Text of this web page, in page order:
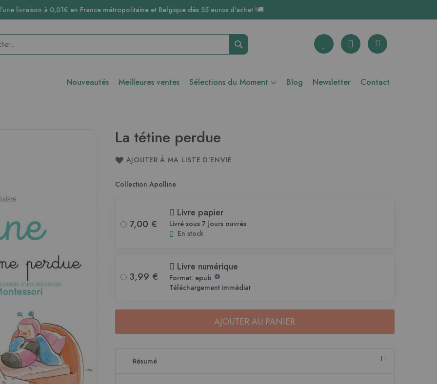
livraison à 0,01€ en France métropolitaine et Belgique dès 35 euros d'achat !🚚
Rechercher
Nouveautés Meilleures ventes Sélections du Moment Blog Newsletter Contact
La tétine perdue
AJOUTER À MA LISTE D’ENVIE
Collection Apolline
7,00 €
Livre papier
Livré sous 7 jours ouvrés
En stock
3,99 €
Livre numérique
Format: epub
Téléchargement immédiat
AJOUTER AU PANIER
Résumé